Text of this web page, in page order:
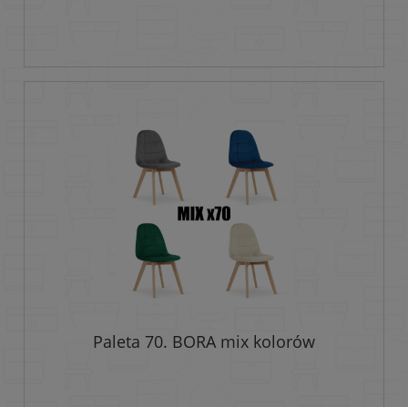
Paleta 70. BORA mix kolorów